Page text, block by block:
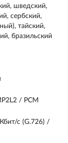
шведский,
сербский,
тайский,
бразильский
/ PCM
с (G.726) /